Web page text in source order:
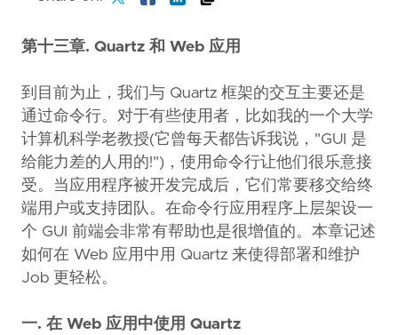
第十三章. Quartz 和 Web 应用
到目前为止，我们与 Quartz 框架的交互主要还是
通过命令行。对于有些使用者，比如我的一个大学
计算机科学老教授(它曾每天都告诉我说，"GUI 是
给能力差的人用的!")，使用命令行让他们很乐意接
受。当应用程序被开发完成后，它们常要移交给终
端用户或支持团队。在命令行应用程序上层架设一
个 GUI 前端会非常有帮助也是很增值的。本章记述
如何在 Web 应用中用 Quartz 来使得部署和维护
Job 更轻松。
一. 在 Web 应用中使用 Quartz